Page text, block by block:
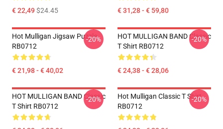
€ 22,49$24.45 € 31,28 - € 59,80
Hot Mulligan Jigsaw Puzzle
RB0712
€ 21,98 - € 40,02
-20%
HOT MULLIGAN BAND Classic
T Shirt RB0712
€ 24,38 - € 28,06
-20%
HOT MULLIGAN BAND Classic
T Shirt RB0712
-20%
Hot Mulligan Classic T Shirt
RB0712
-20%